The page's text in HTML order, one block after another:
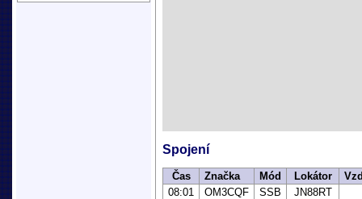
Spojení
Čas Značka Mód Lokátor
08:01
OM3CQF SSB
JN88RT